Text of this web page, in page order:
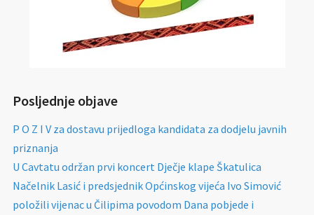
Posljednje objave
P O Z I V za dostavu prijedloga kandidata za dodjelu javnih
priznanja
U Cavtatu održan prvi koncert Dječje klape Škatulica
Načelnik Lasić i predsjednik Općinskog vijeća Ivo Simović
položili vijenac u Čilipima povodom Dana pobjede i